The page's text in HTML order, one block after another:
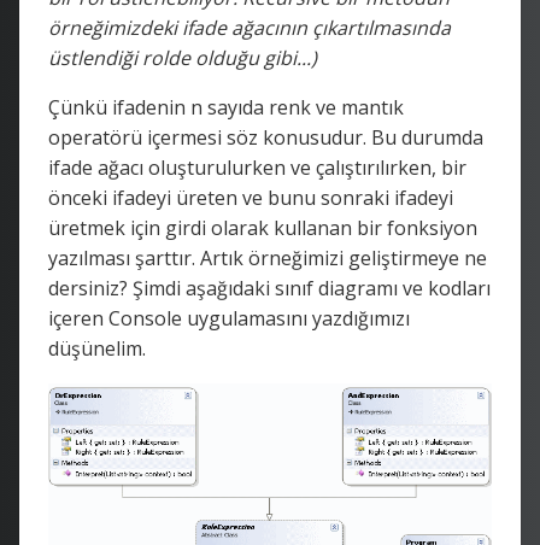
örneğimizdeki ifade ağacının çıkartılmasında
üstlendiği rolde olduğu gibi...)
Çünkü ifadenin n sayıda renk ve mantık
operatörü içermesi söz konusudur. Bu durumda
ifade ağacı oluşturulurken ve çalıştırılırken, bir
önceki ifadeyi üreten ve bunu sonraki ifadeyi
üretmek için girdi olarak kullanan bir fonksiyon
yazılması şarttır. Artık örneğimizi geliştirmeye ne
dersiniz? Şimdi aşağıdaki sınıf diagramı ve kodları
içeren Console uygulamasını yazdığımızı
düşünelim.